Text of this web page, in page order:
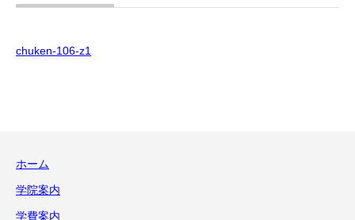
chuken-106-z1
ホーム
学院案内
学費案内